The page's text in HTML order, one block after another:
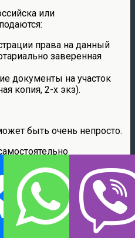
или
права на данный
заверенная
документы на участок
копия, 2-х экз).
быть очень непросто.
зависят от
В Московской
установлена
450 рублей за сотку,